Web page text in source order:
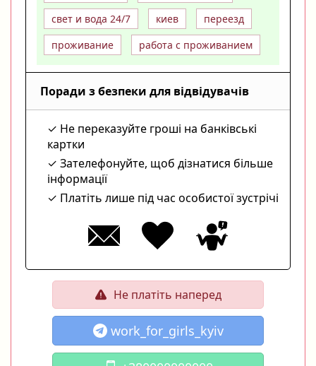
свет и вода 24/7
киев
переезд
проживание
работа с проживанием
Поради з безпеки для відвідувачів
Не переказуйте гроші на банківські
картки
Зателефонуйте, щоб дізнатися більше
інформації
Платіть лише під час особистої зустрічі
Не платіть наперед
work_for_girls_kyiv